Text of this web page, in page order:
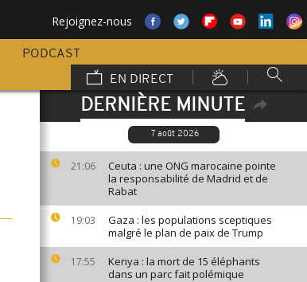
Rejoignez-nous
PODCAST
EN DIRECT
DERNIÈRE MINUTE
7 août 2026
21:06
Ceuta : une ONG marocaine pointe
la responsabilité de Madrid et de
Rabat
19:03
Gaza : les populations sceptiques
malgré le plan de paix de Trump
17:55
Kenya : la mort de 15 éléphants
dans un parc fait polémique